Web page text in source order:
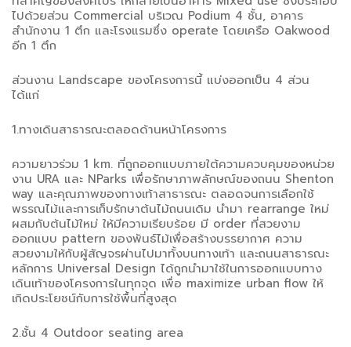
ไปด้วยส่วน Commercial บริเวณ Podium 4 ชั้น, อาคาร
สำนักงาน 1 ตึก และโรงแรมซึ่ง operate โดยเครือ Oakwood
อีก 1 ตึก
ส่วนงาน Landscape ของโครงการนี้ แบ่งออกเป็น 4 ส่วน
ได้แก่
1.ทางเดินสาธารณะตลอดด้านหน้าโครงการ
ความยาวร่วม 1 km. ที่ถูกออกแบบภายใต้ความควบคุมของหน่วย
งาน URA และ NParks เพื่อรักษาภาพลักษณ์ของถนน Shenton
way และคุณภาพของทางเท้าสาธารณะ ตลอดจนการเลือกใช้
พรรณไม้และการเก็บรักษาต้นไม้ถนนเดิม นำมา rearrange ใหม่
ผสมกับต้นไม้ใหม่ ให้มีความเรียบร้อย มี order ที่สวยงาม
ออกแบบ pattern ของพันธ์ไม้เพื่อสร้างบรรยากาศ ความ
สวยงามให้กับผู้สัญจรผ่านไปมาทั้งบนทางเท้า และถนนสาธารณะ
หลักการ Universal Design ได้ถูกนำมาใช้ในการออกแบบทาง
เดินเท้าของโครงการในทุกจุด เพื่อ maximize urban flow ให้
เกิดประโยชน์กับการใช้พื้นที่สูงสุด
2.ชั้น 4 Outdoor seating area